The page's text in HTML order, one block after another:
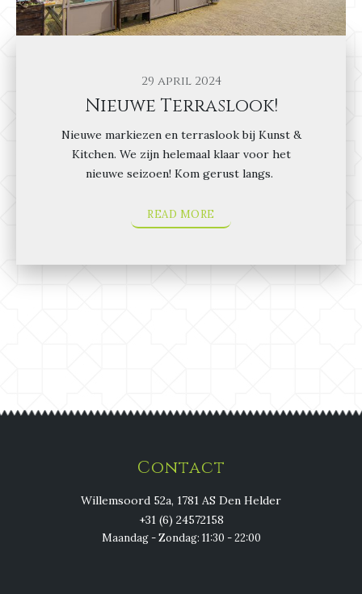
29 april 2024
Nieuwe Terraslook!
Nieuwe markiezen en terraslook bij Kunst &
Kitchen. We zijn helemaal klaar voor het
nieuwe seizoen! Kom gerust langs.
READ MORE
Contact
Willemsoord 52a, 1781 AS Den Helder
+31 (6) 24572158
Maandag - Zondag: 11:30 - 22:00